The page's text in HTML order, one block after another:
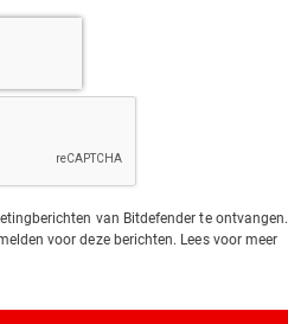
van Bitdefender te ontvangen.
voor deze berichten. Lees voor meer